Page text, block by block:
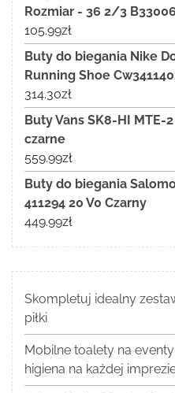
Rozmiar - 36 2/3 B33006
105.99zł
Buty do biegania Nike
Running Shoe
314.30zł
Buty Vans SK8-HI MTE-
czarne
559.99zł
Buty do biegania
411294 20 V0 Czarny
449.99zł
Skompletuj idealny
piłki
Mobilne toalety na
higiena na każdej